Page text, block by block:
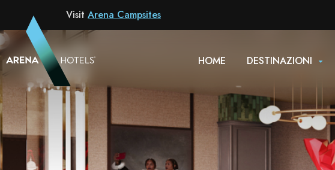
Visit Arena Campsites
HOME DESTINAZIONI